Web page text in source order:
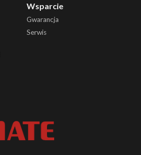
Wsparcie
Gwarancja
Serwis